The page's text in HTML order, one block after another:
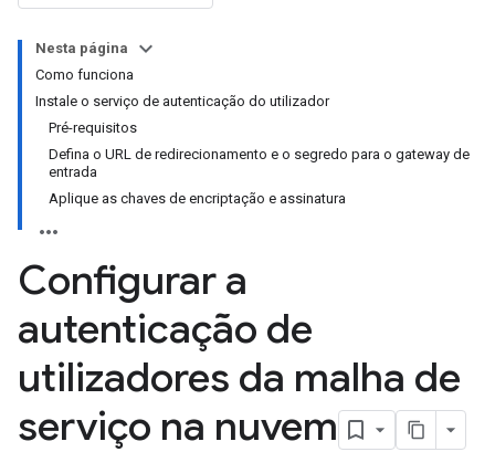
Nesta página
Como funciona
Instale o serviço de autenticação do utilizador
Pré-requisitos
Defina o URL de redirecionamento e o segredo para o gateway de
entrada
Aplique as chaves de encriptação e assinatura
Configurar a
autenticação de
utilizadores da malha de
serviço na nuvem